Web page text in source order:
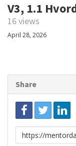
V3, 1.1
16 views
April 28, 2026
Share
Link
to